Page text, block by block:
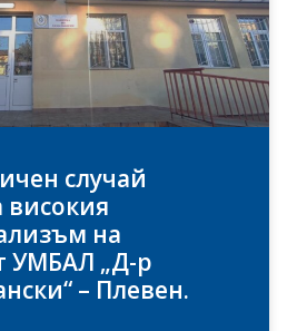
случай
високия
на
УМБАЛ „Д-р
– Плевен.